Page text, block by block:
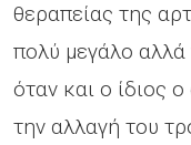
θεραπείας της
πολύ μεγάλο αλλά
όταν και ο ίδιος
την αλλαγή του